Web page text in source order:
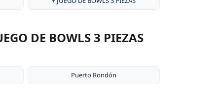
DE BOWLS 3 PIEZAS
Puerto Rondón